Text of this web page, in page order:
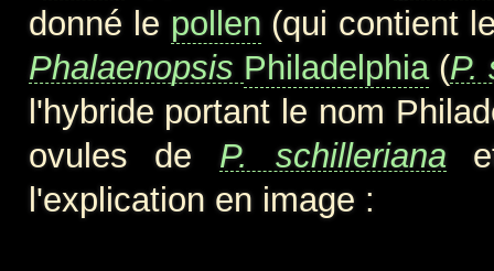
donné le pollen (qui contient
Phalaenopsis Philadelphia(P.
l'hybride portant le nom
ovules de
P. schilleriana
l'explication en image :